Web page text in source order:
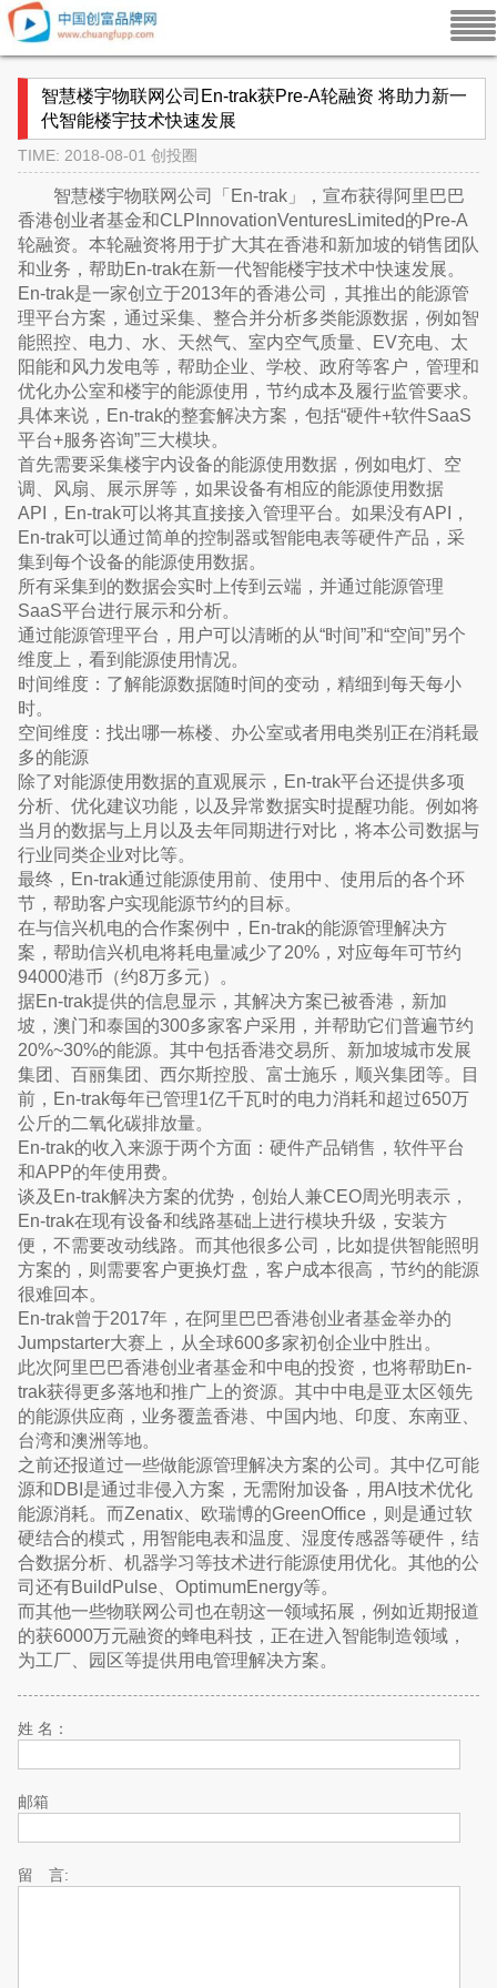
智慧楼宇物联网公司En-trak获Pre-A轮融资 将助力新一
代智能楼宇技术快速发展
TIME: 2018-08-01 创投圈
智慧楼宇物联网公司「En-trak」，宣布获得阿里巴巴
香港创业者基金和CLPInnovationVenturesLimited的Pre-A
轮融资。本轮融资将用于扩大其在香港和新加坡的销售团队
和业务，帮助En-trak在新一代智能楼宇技术中快速发展。
En-trak是一家创立于2013年的香港公司，其推出的能源管
理平台方案，通过采集、整合并分析多类能源数据，例如智
能照控、电力、水、天然气、室内空气质量、EV充电、太
阳能和风力发电等，帮助企业、学校、政府等客户，管理和
优化办公室和楼宇的能源使用，节约成本及履行监管要求。
具体来说，En-trak的整套解决方案，包括“硬件+软件SaaS
平台+服务咨询”三大模块。
首先需要采集楼宇内设备的能源使用数据，例如电灯、空
调、风扇、展示屏等，如果设备有相应的能源使用数据
API，En-trak可以将其直接接入管理平台。如果没有API，
En-trak可以通过简单的控制器或智能电表等硬件产品，采
集到每个设备的能源使用数据。
所有采集到的数据会实时上传到云端，并通过能源管理
SaaS平台进行展示和分析。
通过能源管理平台，用户可以清晰的从“时间”和“空间”另个
维度上，看到能源使用情况。
时间维度：了解能源数据随时间的变动，精细到每天每小
时。
空间维度：找出哪一栋楼、办公室或者用电类别正在消耗最
多的能源
除了对能源使用数据的直观展示，En-trak平台还提供多项
分析、优化建议功能，以及异常数据实时提醒功能。例如将
当月的数据与上月以及去年同期进行对比，将本公司数据与
行业同类企业对比等。
最终，En-trak通过能源使用前、使用中、使用后的各个环
节，帮助客户实现能源节约的目标。
在与信兴机电的合作案例中，En-trak的能源管理解决方
案，帮助信兴机电将耗电量减少了20%，对应每年可节约
94000港币（约8万多元）。
据En-trak提供的信息显示，其解决方案已被香港，新加
坡，澳门和泰国的300多家客户采用，并帮助它们普遍节约
20%~30%的能源。其中包括香港交易所、新加坡城市发展
集团、百丽集团、西尔斯控股、富士施乐，顺兴集团等。目
前，En-trak每年已管理1亿千瓦时的电力消耗和超过650万
公斤的二氧化碳排放量。
En-trak的收入来源于两个方面：硬件产品销售，软件平台
和APP的年使用费。
谈及En-trak解决方案的优势，创始人兼CEO周光明表示，
En-trak在现有设备和线路基础上进行模块升级，安装方
便，不需要改动线路。而其他很多公司，比如提供智能照明
方案的，则需要客户更换灯盘，客户成本很高，节约的能源
很难回本。
En-trak曾于2017年，在阿里巴巴香港创业者基金举办的
Jumpstarter大赛上，从全球600多家初创企业中胜出。
此次阿里巴巴香港创业者基金和中电的投资，也将帮助En-
trak获得更多落地和推广上的资源。其中中电是亚太区领先
的能源供应商，业务覆盖香港、中国内地、印度、东南亚、
台湾和澳洲等地。
之前还报道过一些做能源管理解决方案的公司。其中亿可能
源和DBI是通过非侵入方案，无需附加设备，用AI技术优化
能源消耗。而Zenatix、欧瑞博的GreenOffice，则是通过软
硬结合的模式，用智能电表和温度、湿度传感器等硬件，结
合数据分析、机器学习等技术进行能源使用优化。其他的公
司还有BuildPulse、OptimumEnergy等。
而其他一些物联网公司也在朝这一领域拓展，例如近期报道
的获6000万元融资的蜂电科技，正在进入智能制造领域，
为工厂、园区等提供用电管理解决方案。
姓 名：
邮箱
留 言: